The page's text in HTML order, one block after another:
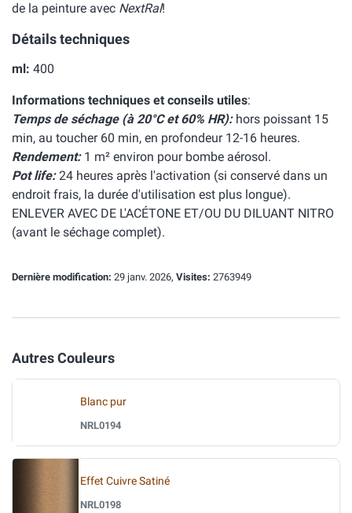
de la peinture avec NextRal!
Détails techniques
ml: 400
Informations techniques et conseils utiles:
Temps de séchage (à 20°C et 60% HR):hors poissant 15
min, au toucher 60 min, en profondeur 12-16 heures.
Rendement:1 m² environ pour bombe aérosol.
Pot life:24 heures après l'activation (si conservé dans un
endroit frais, la durée d'utilisation est plus longue).
ENLEVER AVEC DE L'ACÉTONE ET/OU DU DILUANT NITRO
(avant le séchage complet).
Dernière modification: 29 janv. 2026, Visites: 2763949
Autres Couleurs
Blanc pur
NRL0194
Effet Cuivre Satiné
NRL0198